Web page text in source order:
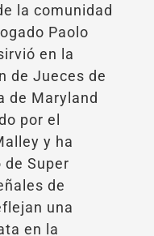
la comunidad
Paolo
en la
de Jueces de
de Maryland
por el
y ha
Super
de
una
en la